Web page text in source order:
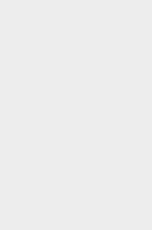
et vous n’avez pas encore
? Alors venez à la réunion
comment vous pouvez
du climat, soutenir
un rendement.
par le bourgmestre, Jacques Sitz
et anglais est garantie.